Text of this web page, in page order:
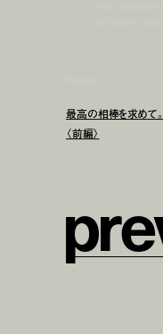
最高の相棒を求めて
〈前編〉
pre